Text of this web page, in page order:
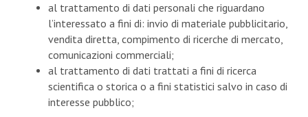
al trattamento di dati personali che riguardano
l’interessato a fini di: invio di materiale pubblicitario,
vendita diretta, compimento di ricerche di mercato,
comunicazioni commerciali;
al trattamento di dati trattati a fini di ricerca
scientifica o storica o a fini statistici salvo in caso di
interesse pubblico;